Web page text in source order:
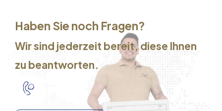
Haben Sie noch Fragen?
Wir sind jederzeit bereit, diese Ihnen
zu beantworten.